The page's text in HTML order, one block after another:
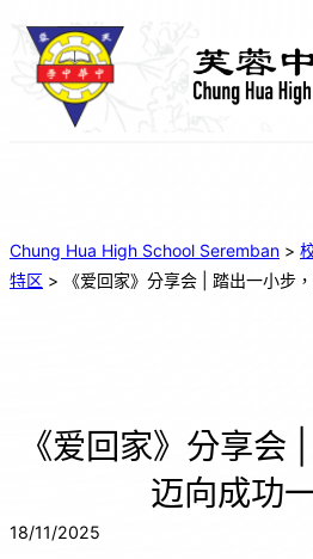
Chung Hua High School Seremban >
特区 > 《爱回家》分享会 | 踏出一小步
《爱回家》分享会
迈向成功
18/11/2025